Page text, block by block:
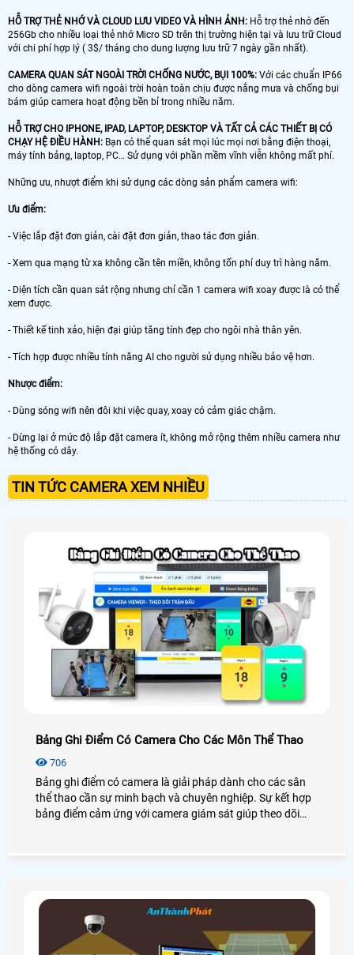
HỖ TRỢ THẺ NHỚ VÀ CLOUD LƯU VIDEO VÀ HÌNH ẢNH: Hỗ trợ thẻ nhớ đến
256Gb cho nhiều loại thẻ nhớ Micro SD trên thị trường hiện tại và lưu trữ Cloud
với chi phí hợp lý ( 3$/ tháng cho dung lượng lưu trữ 7 ngày gần nhất).
CAMERA QUAN SÁT NGOÀI TRỜI CHỐNG NƯỚC, BỤI 100%: Với các chuẩn IP66
cho dòng camera wifi ngoài trời hoàn toàn chịu được nắng mưa và chống bụi
bám giúp camera hoạt động bền bỉ trong nhiều năm.
HỖ TRỢ CHO IPHONE, IPAD, LAPTOP, DESKTOP VÀ TẤT CẢ CÁC THIẾT BỊ CÓ
CHẠY HỆ ĐIỀU HÀNH: Bạn có thể quan sát mọi lúc mọi nơi bằng điện thoại,
máy tính bảng, laptop, PC… Sử dụng với phần mềm vĩnh viễn không mất phí.
Những ưu, nhượt điểm khi sử dụng các dòng sản phẩm camera wifi:
Ưu điểm:
- Việc lắp đặt đơn giản, cài đặt đơn giản, thao tác đơn giản.
- Xem qua mạng từ xa không cần tên miền, không tốn phí duy trì hàng năm.
- Diện tích cần quan sát rộng nhưng chỉ cần 1 camera wifi xoay được là có thể
xem được.
- Thiết kế tinh xảo, hiện đại giúp tăng tính đẹp cho ngôi nhà thân yên.
- Tích hợp được nhiều tính năng AI cho người sử dụng nhiều bảo vệ hơn.
Nhược điểm:
- Dùng sóng wifi nên đôi khi việc quay, xoay có cảm giác chậm.
- Dừng lại ở mức độ lắp đặt camera ít, không mở rộng thêm nhiều camera như
hệ thống có dây.
TIN TỨC CAMERA XEM NHIỀU
Bảng Ghi Điểm Có Camera Cho Các Môn Thể Thao
706
Bảng ghi điểm có camera là giải pháp dành cho các sân
thể thao cần sự minh bạch và chuyên nghiệp. Sự kết hợp
bảng điểm cảm ứng với camera giám sát giúp theo dõi